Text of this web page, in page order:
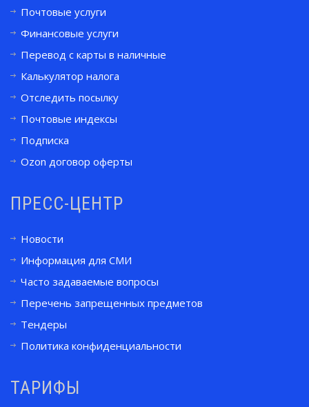
Почтовые услуги
Финансовые услуги
Перевод с карты в наличные
Калькулятор налога
Отследить посылку
Почтовые индексы
Подписка
Ozon договор оферты
ПРЕСС-ЦЕНТР
Новости
Информация для СМИ
Часто задаваемые вопросы
Перечень запрещенных предметов
Тендеры
Политика конфиденциальности
ТАРИФЫ